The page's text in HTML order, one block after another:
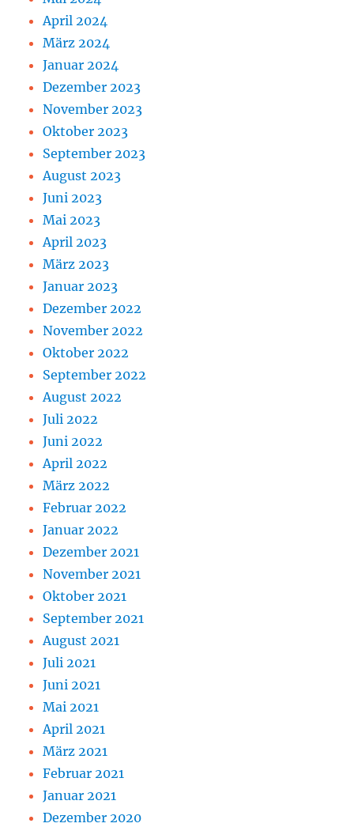
April 2024
März 2024
Januar 2024
Dezember 2023
November 2023
Oktober 2023
September 2023
August 2023
Juni 2023
Mai 2023
April 2023
März 2023
Januar 2023
Dezember 2022
November 2022
Oktober 2022
September 2022
August 2022
Juli 2022
Juni 2022
April 2022
März 2022
Februar 2022
Januar 2022
Dezember 2021
November 2021
Oktober 2021
September 2021
August 2021
Juli 2021
Juni 2021
Mai 2021
April 2021
März 2021
Februar 2021
Januar 2021
Dezember 2020